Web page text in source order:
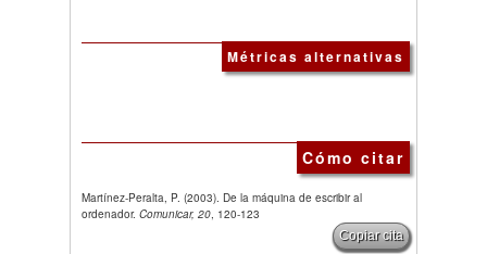
Métricas alternativas
Cómo citar
Martínez-Peralta, P. (2003). De la máquina de escribir al
ordenador. Comunicar, 20, 120-123
Copiar cita